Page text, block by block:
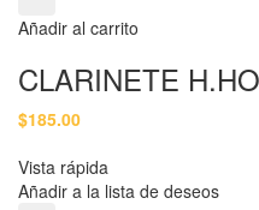
Añadir al carrito
CLARINETE
$185.00
Vista rápida
Añadir a la lista de deseos